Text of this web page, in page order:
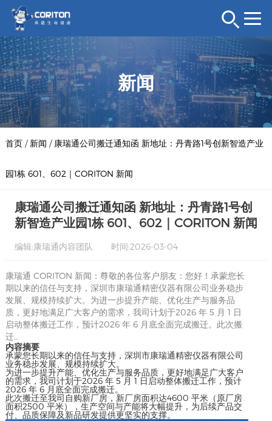
新闻
首页/ 新闻 / 康瑞通公司搬迁通知函 新地址：丹青路1号创新智造产业
园1栋 601、602｜CORITON 新闻
康瑞通公司搬迁通知函 新地址：丹青路1号创
新智造产业园1栋 601、602｜CORITON 新闻
编辑:康瑞通内容团队 时间:2026-03-04
康瑞通 CORITON 新闻：尊敬的各位客户朋友：您好！承蒙您长
期以来的信任与支持，深圳市康瑞通精密仪器有限公司业务稳步
发展、规模持续扩大。为进一步提升产能、优化生产与服务品
质，更好地满足广大客户的需求，我司计划于2026 年 5 月 1 日
启动整体搬迁工作，预计2026 年 6 月底全面完成搬迁。此次搬
迁…
内容摘要
承蒙您长期以来的信任与支持，深圳市康瑞通精密仪器有限公司
业务稳步发展、规模持续扩大。
为进一步提升产能、优化生产与服务品质，更好地满足广大客户
的需求，我司计划于2026 年 5 月 1 日启动整体搬迁工作，预计
2026 年 6 月底全面完成搬迁。
此次搬迁至我司自购新厂房，新厂房面积达4600 平米（原厂房
面积2500 平米），生产空间与产能将大幅提升，为后续产品交
付、品质保障及新品研发提供更坚实的支撑。